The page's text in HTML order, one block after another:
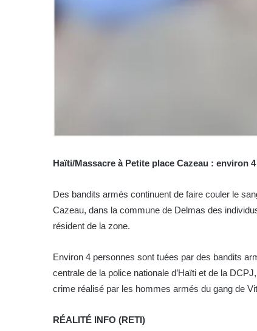
Haïti/Massacre à Petite place Cazeau : environ
Des bandits armés continuent de faire couler le
Cazeau, dans la commune de Delmas des
résident de la zone.
Environ 4 personnes sont tuées par des bandits
centrale de la police nationale d’Haïti et de la
crime réalisé par les hommes armés du gang de
RÉALITÉ INFO (RETI)